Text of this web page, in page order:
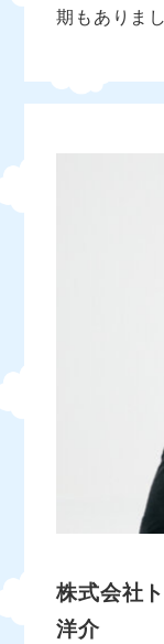
期もありま
株式会社
洋介